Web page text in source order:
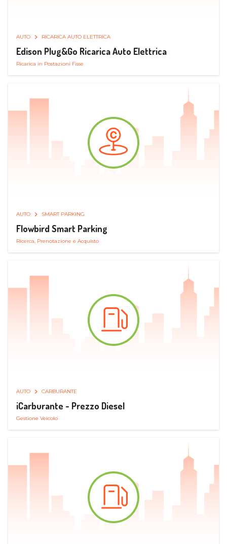
AUTO RICARICA AUTO ELETTRICA
Edison Plug&Go Ricarica Auto Elettrica
Ricarica in Postazioni Fisse
AUTO SMART PARKING
Flowbird Smart Parking
Ricerca, Prenotazione e Acquisto
AUTO CARBURANTE
iCarburante - Prezzo Diesel
Gestione Veicolo